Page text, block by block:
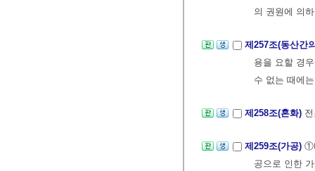
의 권원에 의
제257조(동산간
용을 요할 경
수 없는 때에
제258조(혼화)
제259조(가공) ①
공으로 인한